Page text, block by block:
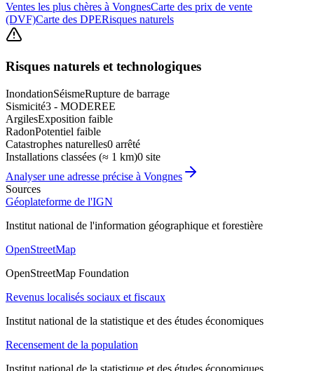
Ventes les plus chères à VongnesCarte des prix de vente
(DVF)Carte des DPERisques naturels
Risques naturels et technologiques
InondationSéismeRupture de barrage
Sismicité3 - MODEREE
ArgilesExposition faible
RadonPotentiel faible
Catastrophes naturelles0 arrêté
Installations classées (≈ 1 km)0 site
Analyser une adresse précise à Vongnes
Sources
Géoplateforme de l'IGN
Institut national de l'information géographique et forestière
OpenStreetMap
OpenStreetMap Foundation
Revenus localisés sociaux et fiscaux
Institut national de la statistique et des études économiques
Recensement de la population
Institut national de la statistique et des études économiques